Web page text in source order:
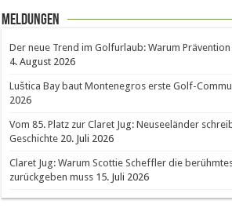
Meldungen
Der neue Trend im Golfurlaub: Warum
4. August 2026
Luštica Bay baut Montenegros erste Golf-
2026
Vom 85. Platz zur Claret Jug: Neuseeländer
Geschichte 20. Juli 2026
Claret Jug: Warum Scottie Scheffler die
zurückgeben muss 15. Juli 2026